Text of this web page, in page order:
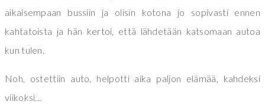
aikaisempaan bussiin ja olisin kotona jo sopivasti ennen
kahtatoista ja hän kertoi, että lähdetään katsomaan autoa
kun tulen.
Noh, ostettiin auto, helpotti aika paljon elämää, kahdeksi
viikoksi...